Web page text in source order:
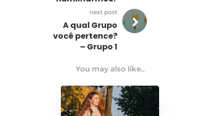
next post
A qual Grupo
você pertence?
– Grupo 1
You may also like..